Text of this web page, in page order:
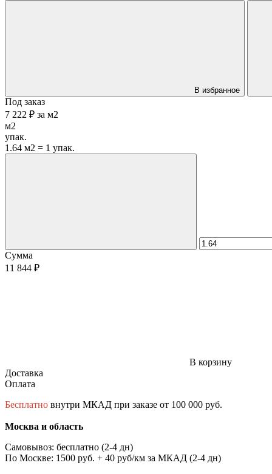
В избранное
Под заказ
7 222 ₽ за м2
м2
упак.
1.64 м2 = 1 упак.
Сумма
11 844 ₽
В корзину
Доставка
Оплата
Бесплатно внутри МКАД при заказе от 100 000 руб.
Москва и область
Самовывоз: бесплатно (2-4 дн)
По Москве: 1500 руб. + 40 руб/км за МКАД (2-4 дн)